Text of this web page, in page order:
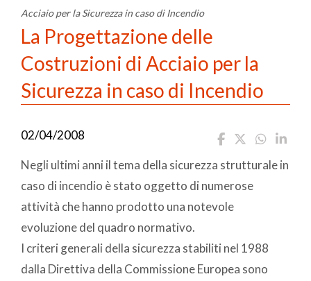
Acciaio per la Sicurezza in caso di Incendio
La Progettazione delle
Costruzioni di Acciaio per la
Sicurezza in caso di Incendio
02/04/2008
Negli ultimi anni il tema della sicurezza strutturale in
caso di incendio è stato oggetto di numerose
attività che hanno prodotto una notevole
evoluzione del quadro normativo.
I criteri generali della sicurezza stabiliti nel 1988
dalla Direttiva della Commissione Europea sono